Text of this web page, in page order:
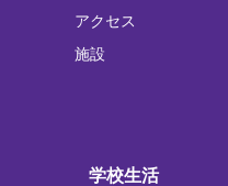
アクセス
施設
学校生活